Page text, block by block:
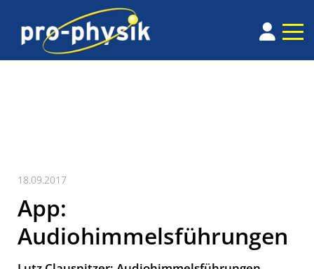
18.09.2017
App:
Audiohimmelsführungen